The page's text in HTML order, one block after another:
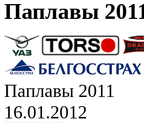
Паплавы
Паплавы 2011
16.01.2012